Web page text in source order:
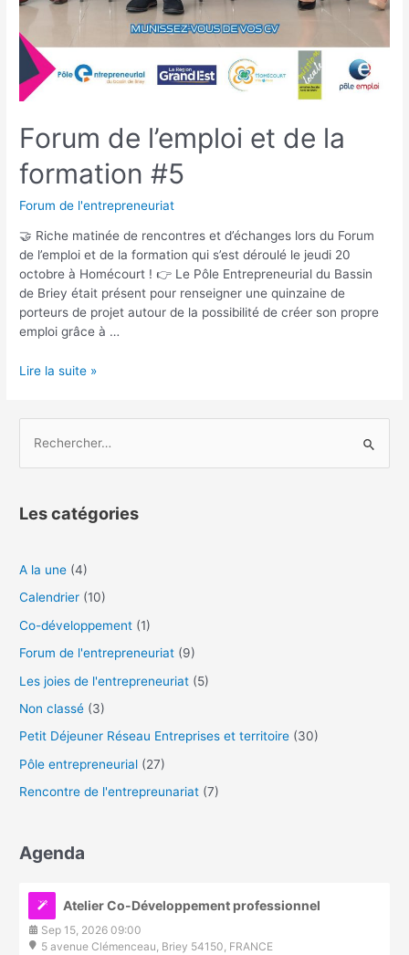
Forum de l’emploi et de la
formation #5
Forum de l'entrepreneuriat
🤝 Riche matinée de rencontres et d’échanges lors du Forum
de l’emploi et de la formation qui s’est déroulé le jeudi 20
octobre à Homécourt ! 👉 Le Pôle Entrepreneurial du Bassin
de Briey était présent pour renseigner une quinzaine de
porteurs de projet autour de la possibilité de créer son propre
emploi grâce à …
Lire la suite »
Les catégories
A la une (4)
Calendrier (10)
Co-développement (1)
Forum de l'entrepreneuriat (9)
Les joies de l'entrepreneuriat (5)
Non classé (3)
Petit Déjeuner Réseau Entreprises et territoire (30)
Pôle entrepreneurial (27)
Rencontre de l'entrepreunariat (7)
Agenda
Atelier Co-Développement professionnel
Sep 15, 2026 09:00
5 avenue Clémenceau, Briey 54150, FRANCE